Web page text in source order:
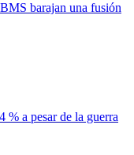
barajan una fusión
% a pesar de la guerra